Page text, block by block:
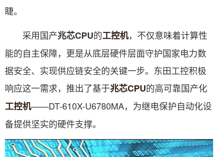
睫。
采用国产兆芯CPU的工控机，不仅意味着计算性
能的自主保障，更是从底层硬件层面守护国家电力数
据安全、实现供应链安全的关键一步。东田工控积极
响应这一需求，推出了基于兆芯CPU的高可靠国产化
工控机——DT-610X-U6780MA，为继电保护自动化设
备提供坚实的硬件支撑。